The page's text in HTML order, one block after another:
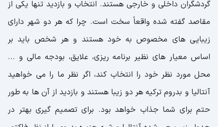
گردشگران داخلی و خارجی هستند. انتخاب و بازدید تنها یکی از
مقاصد گفته شده واقعاً سخت است. چرا که هر دو شهر دارای
زیبایی های مخصوص به خود هستند و هر شخص باید بر
اساس معیار های نظیر برنامه ریزی، علایق، بودجه مالی و ...
محل مورد نظر خود را انتخاب کند، اگر نظر ما را می خواهید
آنتالیا و بدروم ترکیه هر دو زیبا هستند و بازدید از آن ها به طور
حتم برای شما جذاب خواهد بود. برای تصمیم گیری بهتر در